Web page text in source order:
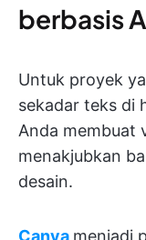
berbasis
Untuk proyek
sekadar teks di
Anda membuat
menakjubkan
desain.
Canva menjadi